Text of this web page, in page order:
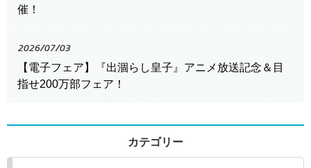
催！
2026/07/03
【電子フェア】『出涸らし皇子』アニメ放送記念＆目
指せ200万部フェア！
カテゴリー